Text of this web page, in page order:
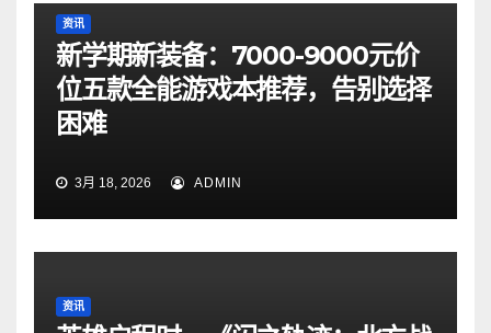
资讯
新学期新装备：7000-9000元价
位五款全能游戏本推荐，告别选择
困难
3月 18, 2026 ADMIN
资讯